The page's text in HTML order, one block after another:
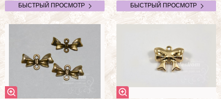
БЫСТРЫЙ ПРОСМОТР БЫСТРЫЙ ПРОСМОТР